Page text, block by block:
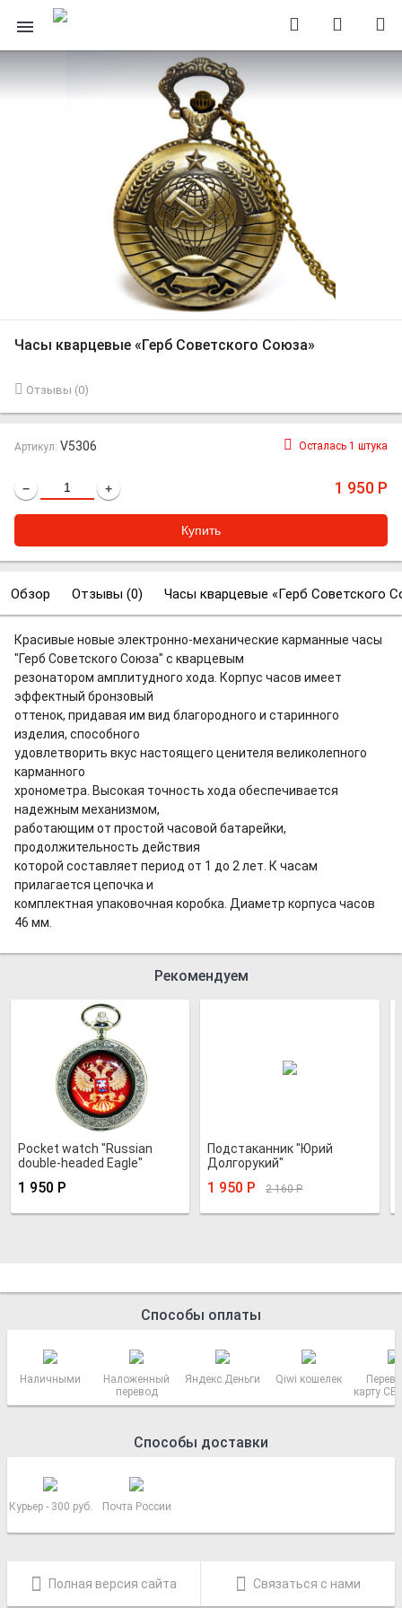
Часы кварцевые «Герб Советского Союза»
Отзывы (0)
Артикул: V5306 Осталась 1 штука
− + 1 950 Р
Обзор Отзывы (0) Часы кварцевые «Герб Советского
Красивые новые электронно-механические карманные часы
"Герб Советского Союза" с кварцевым
резонатором амплитудного хода. Корпус часов имеет
эффектный бронзовый
оттенок, придавая им вид благородного и старинного
изделия, способного
удовлетворить вкус настоящего ценителя великолепного
карманного
хронометра. Высокая точность хода обеспечивается
надежным механизмом,
работающим от простой часовой батарейки,
продолжительность действия
которой составляет период от 1 до 2 лет. К часам
прилагается цепочка и
комплектная упаковочная коробка. Диаметр корпуса часов
46 мм.
Рекомендуем
Pocket watch "Russian
double-headed Eagle"
1 950 Р
Подстаканник "Юрий
Долгорукий"
1 950 Р 2 160Р
Способы оплаты
Наличными
Наложенный
перевод
Яндекс.Деньги Qiwi кошелек
карту
Способы доставки
Курьер - 300 руб. Почта России
Полная версия сайта Связаться с нами